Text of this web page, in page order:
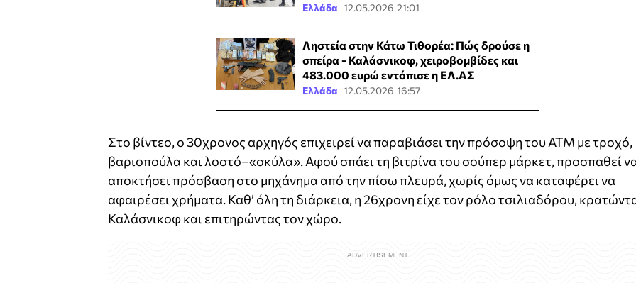
Ελλάδα 12.05.2026 21:01
Ληστεία στην Κάτω Τιθορέα: Πώς δρούσε η
σπείρα - Καλάσνικοφ, χειροβομβίδες και
483.000 ευρώ εντόπισε η ΕΛ.ΑΣ
Ελλάδα 12.05.2026 16:57
Στο βίντεο, ο 30χρονος αρχηγός επιχειρεί να παραβιάσει την πρόσοψη του ΑΤΜ με τροχό,
βαριοπούλα και λοστό–«σκύλα». Αφού σπάει τη βιτρίνα του σούπερ μάρκετ, προσπαθεί
αποκτήσει πρόσβαση στο μηχάνημα από την πίσω πλευρά, χωρίς όμως να καταφέρει να
αφαιρέσει χρήματα. Καθ’ όλη τη διάρκεια, η 26χρονη είχε τον ρόλο τσιλιαδόρου,
Καλάσνικοφ και επιτηρώντας τον χώρο.